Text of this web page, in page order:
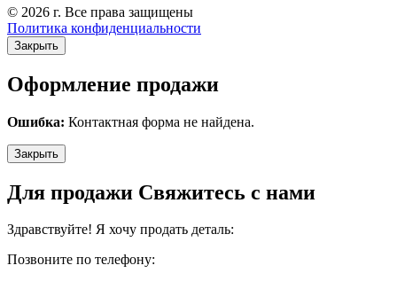
© 2026 г. Все права защищены
Политика конфиденциальности
Закрыть
Оформление продажи
Ошибка: Контактная форма не найдена.
Закрыть
Для продажи Свяжитесь с нами
Здравствуйте! Я хочу продать деталь:
Позвоните по телефону: